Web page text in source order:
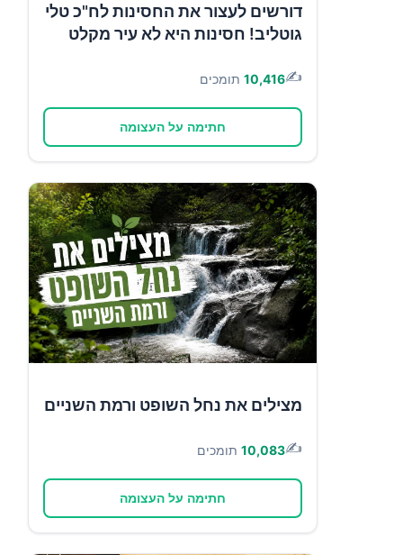
דורשים לעצור את החסינות לח"כ טלי
גוטליב! חסינות היא לא עיר מקלט
✍️
10,416 תומכים
חתימה על העצומה
מצילים את נחל השופט ורמת השניים
✍️
10,083 תומכים
חתימה על העצומה